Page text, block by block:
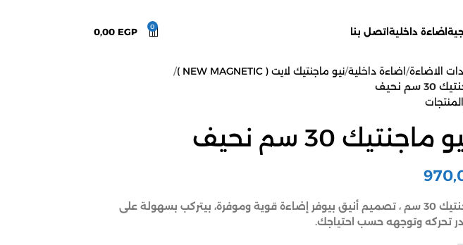
اضاءة داخليةاتصل بنا 0
0,00 EGP
الاضاءة اضاءة داخلية نيو ماجنتيك لايت ( NEW MAGNETIC )
سم نحيف
ماجنتيك 30 سم نحيف
لينر نيو ماجنتيك 30 سم ، تصميم أنيق بيوفر إضاءة قوية وموفرة، بيتركب بسهولة على
تحركه وتوجهه حسب احتياجك.